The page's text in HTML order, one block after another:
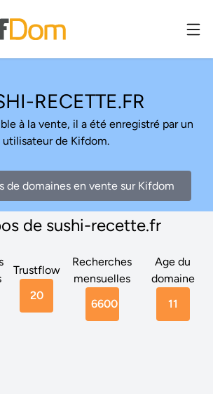
RECETTE.FR
à la vente, il a été enregistré par un
utilisateur de Kifdom.
de domaines en vente sur Kifdom
de sushi-recette.fr
Trustflow
20
Recherches
mensuelles
6600
Age du
domaine
11